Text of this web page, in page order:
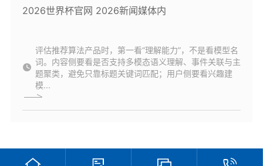
2026世界杯官网 2026新闻媒体内
评估推荐算法产品时，第一看“理解能力”，不是看模型名
词。内容侧要看是否支持多模态语义理解、事件关联与主
题聚类，避免只靠标题关键词匹配；用户侧要看兴趣建
模...